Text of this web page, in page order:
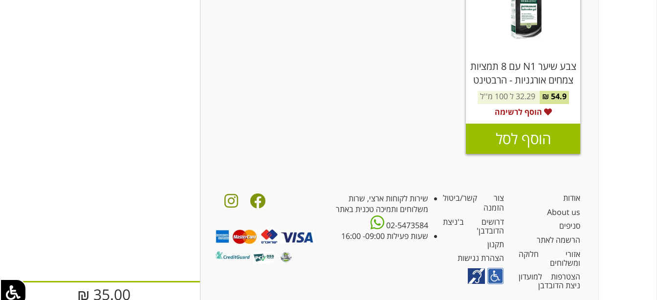
צבע שיער N1 עם 8 תמציות
צמחים אורגניות - הרבטינט
54.9 ₪
32.29 ל 100 מ''ל
הוסף לרשימה
הוסף לסל
אודות
About us
סניפים
הרשמה לאתר
אזורי חלוקה
ומשלוחים
הצטרפות למועדון
ניצת הדובדבן
צור קשר/ביטול
הזמנה
דרושים ב'ניצת
הדובדבן'
תקנון
הצהרת נגישות
שירות לקוחות ארצי, שרות
משלוחים ותמיכה טכנית באתר
02-5473584
שעות פעילות 09:00- 16:00